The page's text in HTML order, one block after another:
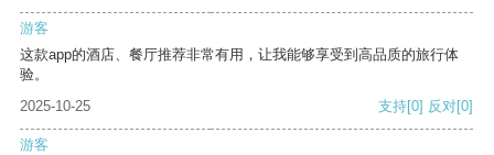
游客
这款app的酒店、餐厅推荐非常有用，让我能够享受到高品质的旅行体
验。
2025-10-25
支持[0] 反对[0]
游客